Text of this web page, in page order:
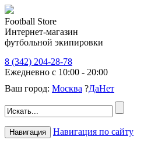
Football Store
Интернет-магазин
футбольной экипировки
8 (342) 204-28-78
Ежедневно с 10:00 - 20:00
Ваш город: Москва ?ДаНет
Навигация Навигация по сайту